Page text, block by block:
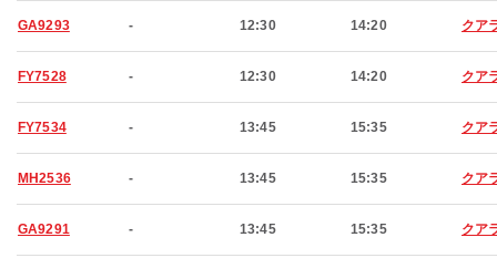
GA9293 - 12:30 14:20 クア
FY7528 - 12:30 14:20 クア
FY7534 - 13:45 15:35 クア
MH2536 - 13:45 15:35 クア
GA9291 - 13:45 15:35 クア